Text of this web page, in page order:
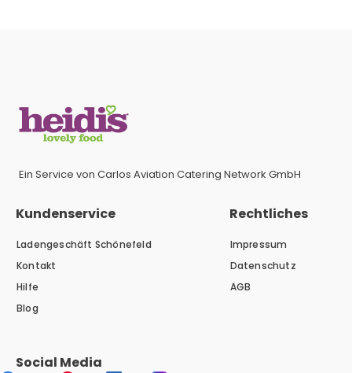
Ein Service von Carlos Aviation Catering Network GmbH
Kundenservice
Ladengeschäft Schönefeld
Kontakt
Hilfe
Blog
Rechtliches
Impressum
Datenschutz
AGB
Social Media